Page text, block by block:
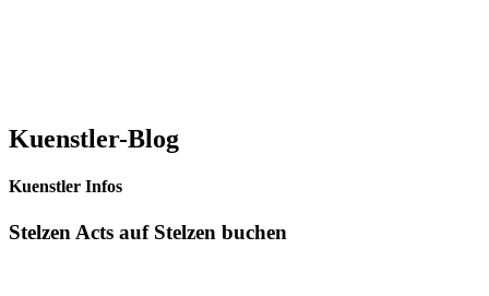
Kuenstler-Blog
Kuenstler Infos
Stelzen Acts auf Stelzen buchen